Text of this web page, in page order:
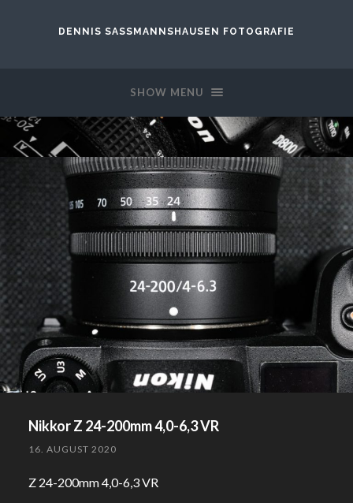
DENNIS SASSMANNSHAUSEN FOTOGRAFIE
SHOW MENU
Nikkor Z 24-200mm 4,0-6,3 VR
16. AUGUST 2020
Z 24-200mm 4,0-6,3 VR